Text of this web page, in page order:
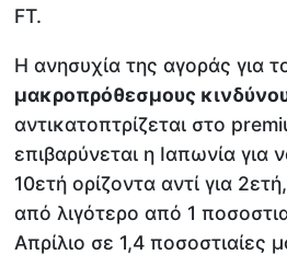
FT.
Η ανησυχία της αγοράς για
μακροπρόθεσμους
αντικατοπτρίζεται στο
επιβαρύνεται η Ιαπωνία για
10ετή ορίζοντα αντί για
από λιγότερο από 1
Απρίλιο σε 1,4 ποσοστιαίες